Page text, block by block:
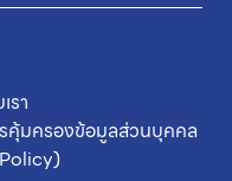
รา
คุ้มครองข้อมูลส่วนบุคคล